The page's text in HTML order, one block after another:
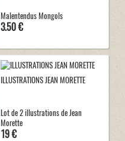
Malentendus Mongols
3.50 €
ILLUSTRATIONS JEAN MORETTE
Lot de 2 illustrations de Jean
Morette
19 €